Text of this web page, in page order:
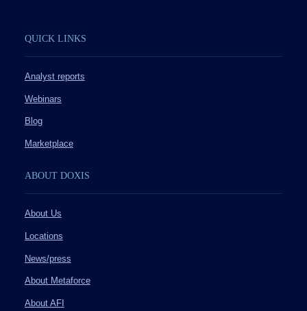
QUICK LINKS
Analyst reports
Webinars
Blog
Marketplace
ABOUT DOXIS
About Us
Locations
News/press
About Metaforce
About AFI